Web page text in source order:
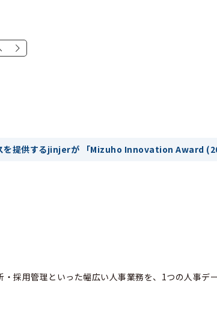
を提供するjinjerが 「Mizuho Innovation Award
採用管理といった幅広い人事業務を、1つの人事デ